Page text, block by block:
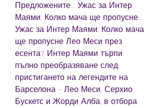
Предложените... Ужас за Интер
Маями: Колко мача ще пропусне...
Ужас за Интер Маями: Колко мача
ще пропусне Лео Меси през
есента? Интер Маями търпи
пълно преобразяване след
пристигането на легендите на
Барселона - Лео Меси, Серхио
Бускетс и Жорди Алба, в отбора